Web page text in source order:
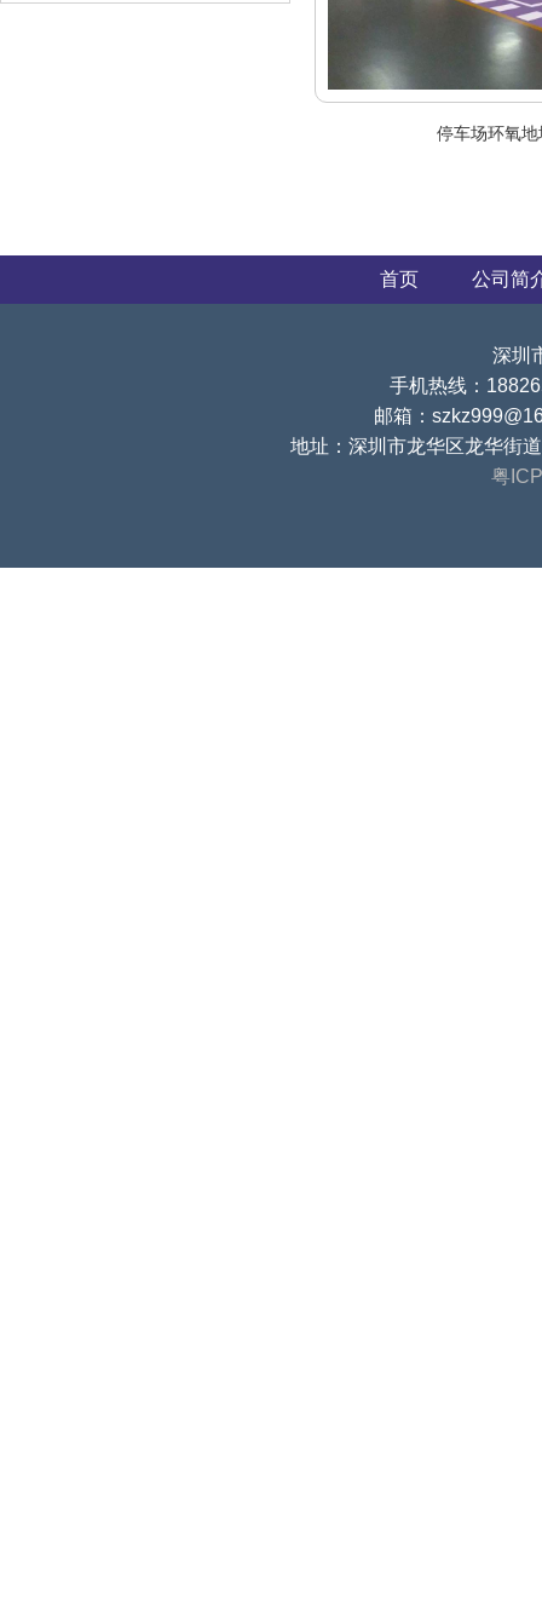
停车场环氧地
首页 公司简
深圳
手机热线：
邮箱：
地址：深圳市龙华区龙华街
粤